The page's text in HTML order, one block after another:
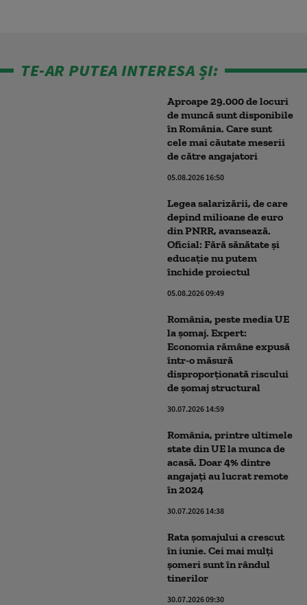
TE-AR PUTEA INTERESA ȘI:
Aproape 29.000 de locuri
de muncă sunt disponibile
în România. Care sunt
cele mai căutate meserii
de către angajatori
05.08.2026 16:50
Legea salarizării, de care
depind milioane de euro
din PNRR, avansează.
Oficial: Fără sănătate și
educație nu putem
închide proiectul
05.08.2026 09:49
România, peste media UE
la șomaj. Expert:
Economia rămâne expusă
într-o măsură
disproporţionată riscului
de şomaj structural
30.07.2026 14:59
România, printre ultimele
state din UE la munca de
acasă. Doar 4% dintre
angajați au lucrat remote
în 2024
30.07.2026 14:38
Rata şomajului a crescut
în iunie. Cei mai mulți
șomeri sunt în rândul
tinerilor
30.07.2026 09:30